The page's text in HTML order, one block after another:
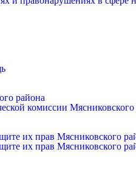
района
комиссии Мясниковского
их прав Мясниковского
их прав Мясниковского